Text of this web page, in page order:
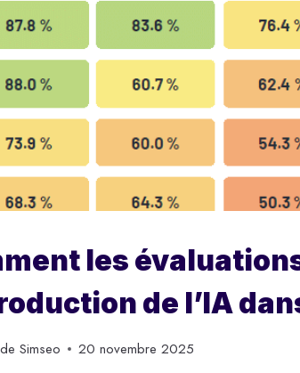
les
de l’IA
Simseo 20 novembre 2025